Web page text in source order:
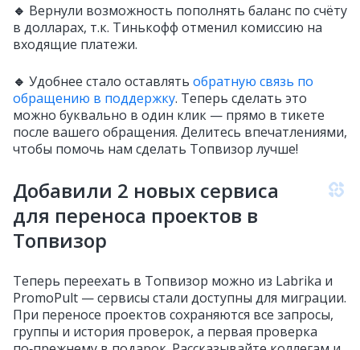
🔹 Вернули возможность пополнять баланс по счёту
в долларах, т.к. Тинькофф отменил комиссию на
входящие платежи.
🔹 Удобнее стало оставлять обратную связь по
обращению в поддержку. Теперь сделать это
можно буквально в один клик — прямо в тикете
после вашего обращения. Делитесь впечатлениями,
чтобы помочь нам сделать Топвизор лучше!
Добавили 2 новых сервиса
для переноса проектов в
Топвизор
Теперь переехать в Топвизор можно из Labrika и
PromoPult — сервисы стали доступны для миграции.
При переносе проектов сохраняются все запросы,
группы и история проверок, а первая проверка